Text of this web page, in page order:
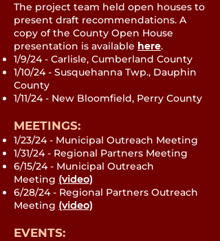
The project team held open houses to
present draft recommendations. A
copy of the County Open House
presentation is available here.
1/9/24 - Carlisle, Cumberland County
1/10/24 - Susquehanna Twp., Dauphin
County
1/11/24 - New Bloomfield, Perry County
MEETINGS:
1/23/24 - Municipal Outreach Meeting
1/31/24 - Regional Partners Meeting
6/15/24 - Municipal Outreach
Meeting (video)
6/28/24 - Regional Partners Outreach
Meeting (video)
EVENTS: